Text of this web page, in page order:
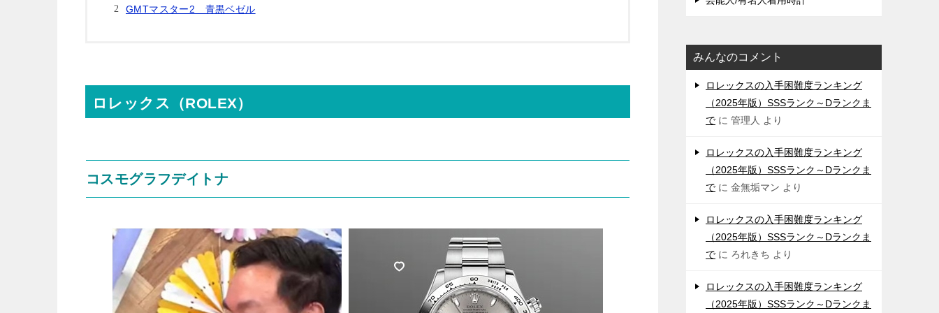
GMTマスター2 青黒ベゼル
ロレックス（ROLEX）
コスモグラフデイトナ
みんなのコメント
ロレックスの入手困難度ランキング
（2025年版）SSSランク～Dランクま
で に 管理人 より
ロレックスの入手困難度ランキング
（2025年版）SSSランク～Dランクま
で に 金無垢マン より
ロレックスの入手困難度ランキング
（2025年版）SSSランク～Dランクま
で に ろれきち より
ロレックスの入手困難度ランキング
（2025年版）SSSランク～Dランクま